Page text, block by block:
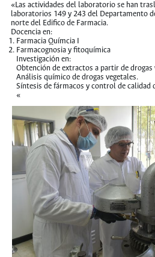
«Las actividades del laboratorio se han
laboratorios 149 y 243 del Departamento
norte del Edifico de Farmacia.
Docencia en:
Farmacia Químcia I
Farmacognosia y fitoquímica
Investigación en:
Obtención de extractos a partir de drogas
Análisis químico de drogas vegetales.
Síntesis de fármacos y control de calidad
«